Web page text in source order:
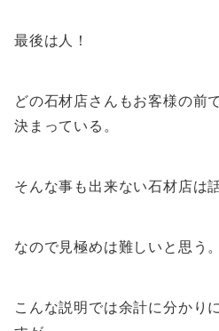
最後は人！
どの石材店さんもお客様の前
決まっている。
そんな事も出来ない石材店は
なので見極めは難しいと思う。
こんな説明では余計に分かり